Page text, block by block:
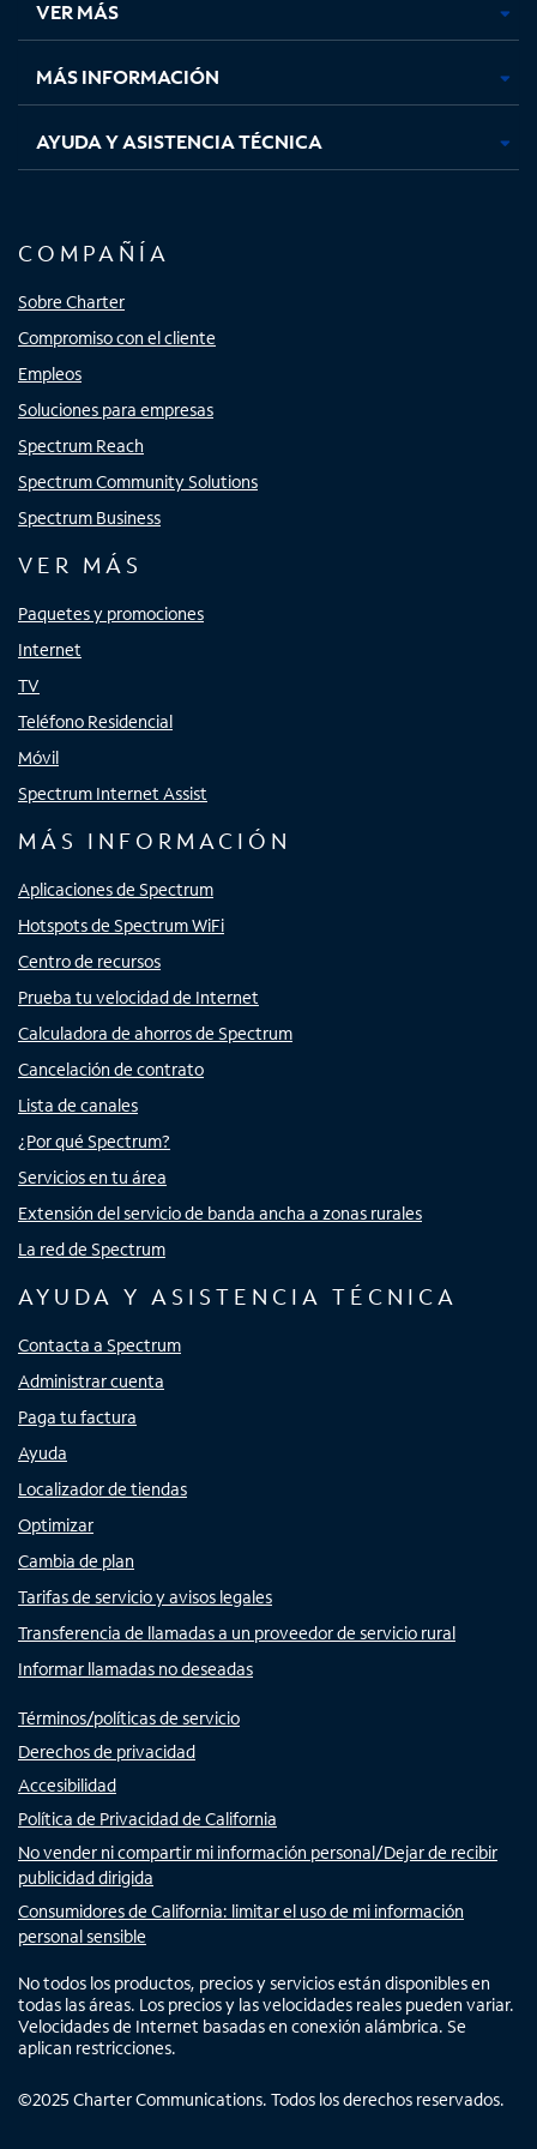
pestaña
nueva
pestaña
nueva
pestaña
nuevanueva
VER MÁS
MÁS INFORMACIÓN
AYUDA Y ASISTENCIA TÉCNICA
COMPAÑÍA
Sobre Charter
Compromiso con el cliente
Empleos
Soluciones para empresas
Spectrum Reach
Spectrum Community Solutions
Spectrum Business
VER MÁS
Paquetes y promociones
Internet
TV
Teléfono Residencial
Móvil
Spectrum Internet Assist
MÁS INFORMACIÓN
Aplicaciones de Spectrum
Hotspots de Spectrum WiFi
Centro de recursos
Prueba tu velocidad de Internet
Calculadora de ahorros de Spectrum
Cancelación de contrato
Lista de canales
¿Por qué Spectrum?
Servicios en tu área
Extensión del servicio de banda ancha a zonas rurales
La red de Spectrum
AYUDA Y ASISTENCIA TÉCNICA
Contacta a Spectrum
Administrar cuenta
Paga tu factura
Ayuda
Localizador de tiendas
Optimizar
Cambia de plan
Tarifas de servicio y avisos legales
Transferencia de llamadas a un proveedor de servicio rural
Informar llamadas no deseadas
Términos/políticas de servicio
Derechos de privacidad
Accesibilidad
Política de Privacidad de California
No vender ni compartir mi información personal/Dejar de recibir
publicidad dirigida
Consumidores de California: limitar el uso de mi información
personal sensible
No todos los productos, precios y servicios están disponibles en
todas las áreas. Los precios y las velocidades reales pueden variar.
Velocidades de Internet basadas en conexión alámbrica. Se
aplican restricciones.
©2025 Charter Communications. Todos los derechos reservados.